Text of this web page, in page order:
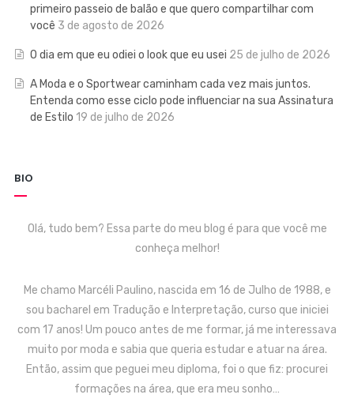
primeiro passeio de balão e que quero compartilhar com
você 3 de agosto de 2026
O dia em que eu odiei o look que eu usei 25 de julho de 2026
A Moda e o Sportwear caminham cada vez mais juntos.
Entenda como esse ciclo pode influenciar na sua Assinatura
de Estilo 19 de julho de 2026
BIO
Olá, tudo bem? Essa parte do meu blog é para que você me
conheça melhor!
Me chamo Marcéli Paulino, nascida em 16 de Julho de 1988, e
sou bacharel em Tradução e Interpretação, curso que iniciei
com 17 anos! Um pouco antes de me formar, já me interessava
muito por moda e sabia que queria estudar e atuar na área.
Então, assim que peguei meu diploma, foi o que fiz: procurei
formações na área, que era meu sonho…